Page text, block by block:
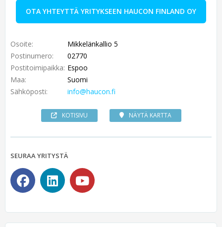
OTA YHTEYTTÄ YRITYKSEEN HAUCON FINLAND OY
Osoite:
Mikkelänkallio 5
Postinumero:
02770
Postitoimipaikka: Espoo
Maa:
Suomi
Sähköposti:
info@haucon.fi
KOTISIVU NÄYTÄ KARTTA
SEURAA YRITYSTÄ